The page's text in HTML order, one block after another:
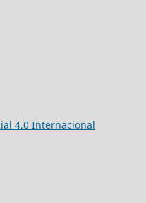
4.0 Internacional